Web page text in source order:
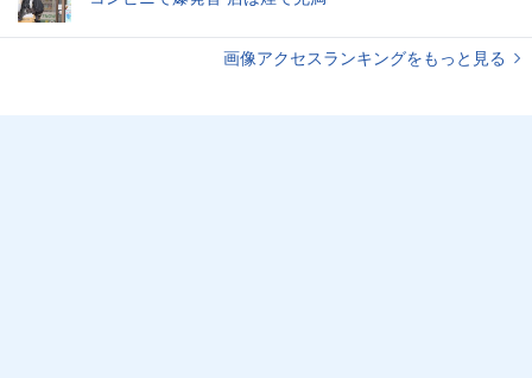
画像アクセスランキングをもっと見る